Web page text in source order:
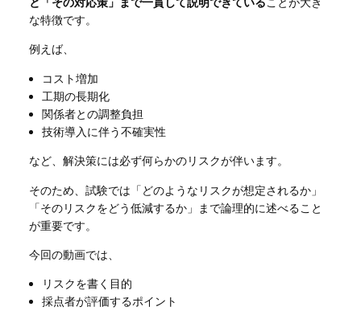
な特徴です。
例えば、
コスト増加
工期の長期化
関係者との調整負担
技術導入に伴う不確実性
など、解決策には必ず何らかのリスクが伴います。
そのため、試験では「どのようなリスクが想定されるか」
「そのリスクをどう低減するか」まで論理的に述べること
が重要です。
今回の動画では、
リスクを書く目的
採点者が評価するポイント